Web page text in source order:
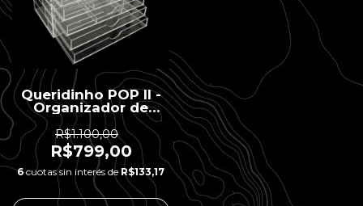
Queridinho POP II -
Organizador de
Acessórios - 6
gavetas
R$1.100,00
R$799,00
6cuotas sin interés de R$133,17